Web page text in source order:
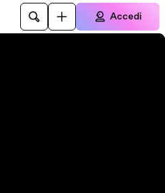
Accedi